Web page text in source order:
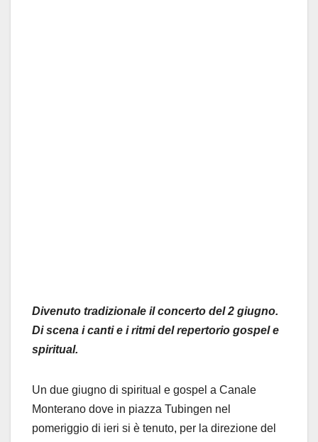
Divenuto tradizionale il concerto del 2 giugno.
Di scena i canti e i ritmi del repertorio gospel e
spiritual.
Un due giugno di spiritual e gospel a Canale
Monterano dove in piazza Tubingen nel
pomeriggio di ieri si è tenuto, per la direzione del